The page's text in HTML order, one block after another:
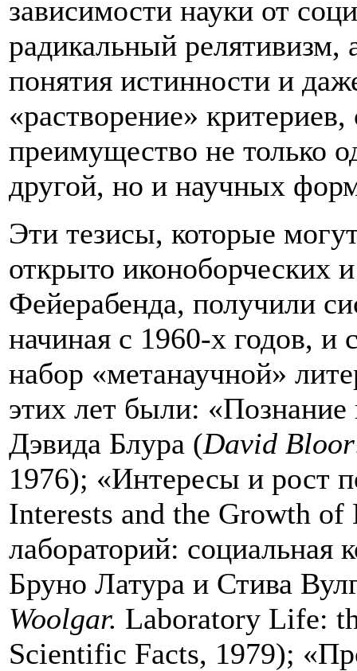
зависимости науки от
радикальный релятивизм,
понятия истинности и
«растворение»
преимущество не только
другой, но и научных
Эти тезисы, которые
открыто иконоборческих
Фейерабенда, получили
начиная с 1960-х годов, и
набор «метанаучной»
этих лет были: «Познание
Дэвида Блура (David Bloor
1976); «Интересы и рост
Interests and the Growth
лабораторий: социальная
Бруно Латура и Стива
Woolgar. Laboratory Life:
Scientific Facts, 1979);